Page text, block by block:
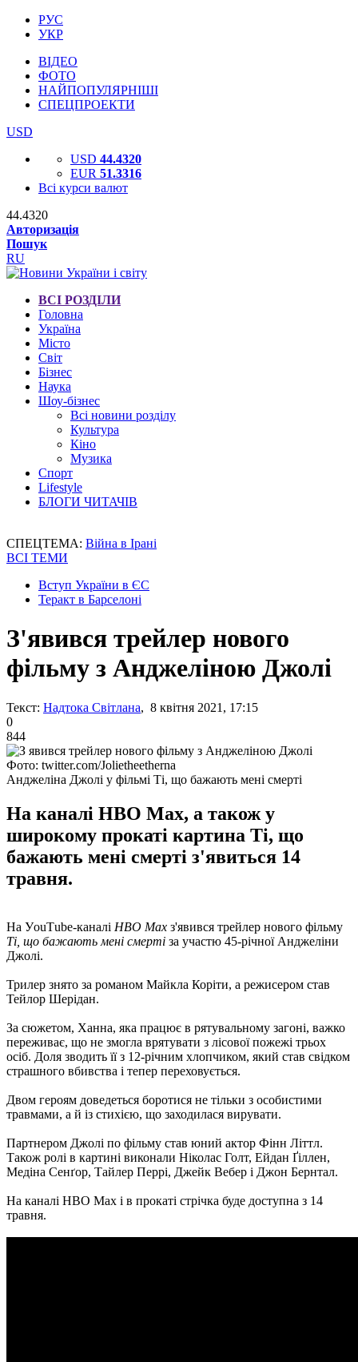
РУС
УКР
ВІДЕО
ФОТО
НАЙПОПУЛЯРНІШІ
СПЕЦПРОЕКТИ
USD
USD 44.4320
EUR 51.3316
Всі курси валют
44.4320
Авторизація
Пошук
RU
ВСІ РОЗДІЛИ
Головна
Україна
Місто
Світ
Бізнес
Наука
Шоу-бізнес
Всі новини розділу
Культура
Кіно
Музика
Спорт
Lifestyle
БЛОГИ ЧИТАЧІВ
СПЕЦТЕМА: Війна в Ірані
ВСІ ТЕМИ
Вступ України в ЄС
Теракт в Барселоні
З'явився трейлер нового
фільму з Анджеліною Джолі
Текст: Надтока Світлана, 8 квітня 2021, 17:15
0
844
Фото: twitter.com/Jolietheetherna
Анджеліна Джолі у фільмі Ті, що бажають мені смерті
На каналі HBO Max, а також у
широкому прокаті картина Ті, що
бажають мені смерті з'явиться 14
травня.
На УouТube-каналі HBO Max з'явився трейлер нового фільму
Ті, що бажають мені смерті за участю 45-річної Анджеліни
Джолі.
Трилер знято за романом Майкла Коріти, а режисером став
Тейлор Шерідан.
За сюжетом, Ханна, яка працює в рятувальному загоні, важко
переживає, що не змогла врятувати з лісової пожежі трьох
осіб. Доля зводить її з 12-річним хлопчиком, який став свідком
страшного вбивства і тепер переховується.
Двом героям доведеться боротися не тільки з особистими
травмами, а й із стихією, що заходилася вирувати.
Партнером Джолі по фільму став юний актор Фінн Літтл.
Також ролі в картині виконали Ніколас Голт, Ейдан Ґіллен,
Медіна Сенґор, Тайлер Перрі, Джейк Вебер і Джон Бернтал.
На каналі HBO Max і в прокаті стрічка буде доступна з 14
травня.